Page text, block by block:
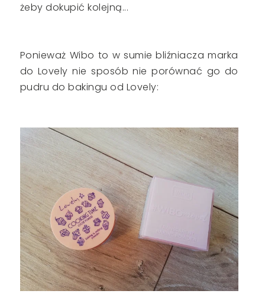
żeby dokupić kolejną...
Ponieważ Wibo to w sumie bliźniacza marka
do Lovely nie sposób nie porównać go do
pudru do bakingu od Lovely: